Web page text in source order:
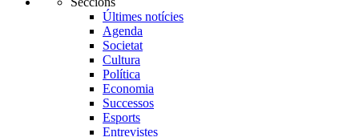
Últimes notícies
Agenda
Societat
Cultura
Política
Economia
Successos
Esports
Entrevistes